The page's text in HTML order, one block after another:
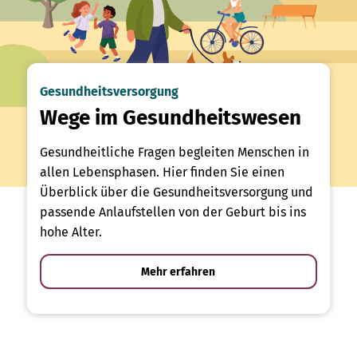
Gesundheitsversorgung
Wege im Gesundheitswesen
Gesundheitliche Fragen begleiten Menschen in
allen Lebensphasen. Hier finden Sie einen
Überblick über die Gesundheitsversorgung und
passende Anlaufstellen von der Geburt bis ins
hohe Alter.
Mehr erfahren